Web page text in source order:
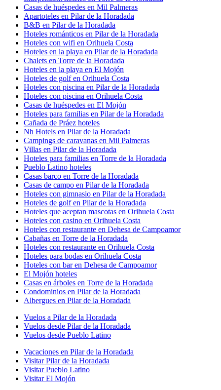
Casas de huéspedes en Mil Palmeras
Apartoteles en Pilar de la Horadada
B&B en Pilar de la Horadada
Hoteles románticos en Pilar de la Horadada
Hoteles con wifi en Orihuela Costa
Hoteles en la playa en Pilar de la Horadada
Chalets en Torre de la Horadada
Hoteles en la playa en El Mojón
Hoteles de golf en Orihuela Costa
Hoteles con piscina en Pilar de la Horadada
Hoteles con piscina en Orihuela Costa
Casas de huéspedes en El Mojón
Hoteles para familias en Pilar de la Horadada
Cañada de Práez hoteles
Nh Hotels en Pilar de la Horadada
Campings de caravanas en Mil Palmeras
Villas en Pilar de la Horadada
Hoteles para familias en Torre de la Horadada
Pueblo Latino hoteles
Casas barco en Torre de la Horadada
Casas de campo en Pilar de la Horadada
Hoteles con gimnasio en Pilar de la Horadada
Hoteles de golf en Pilar de la Horadada
Hoteles que aceptan mascotas en Orihuela Costa
Hoteles con casino en Orihuela Costa
Hoteles con restaurante en Dehesa de Campoamor
Cabañas en Torre de la Horadada
Hoteles con restaurante en Orihuela Costa
Hoteles para bodas en Orihuela Costa
Hoteles con bar en Dehesa de Campoamor
El Mojón hoteles
Casas en árboles en Torre de la Horadada
Condominios en Pilar de la Horadada
Albergues en Pilar de la Horadada
Vuelos a Pilar de la Horadada
Vuelos desde Pilar de la Horadada
Vuelos desde Pueblo Latino
Vacaciones en Pilar de la Horadada
Visitar Pilar de la Horadada
Visitar Pueblo Latino
Visitar El Mojón